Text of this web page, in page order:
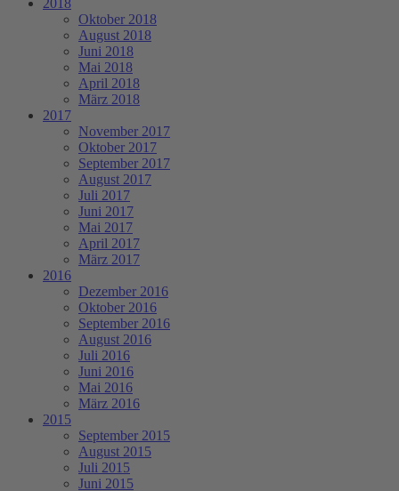
2018
Oktober 2018
August 2018
Juni 2018
Mai 2018
April 2018
März 2018
2017
November 2017
Oktober 2017
September 2017
August 2017
Juli 2017
Juni 2017
Mai 2017
April 2017
März 2017
2016
Dezember 2016
Oktober 2016
September 2016
August 2016
Juli 2016
Juni 2016
Mai 2016
März 2016
2015
September 2015
August 2015
Juli 2015
Juni 2015